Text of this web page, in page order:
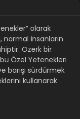
olarak
normal insanların
Özerk bir
Özel Yetenekleri
barışı sürdürmek
kullanarak